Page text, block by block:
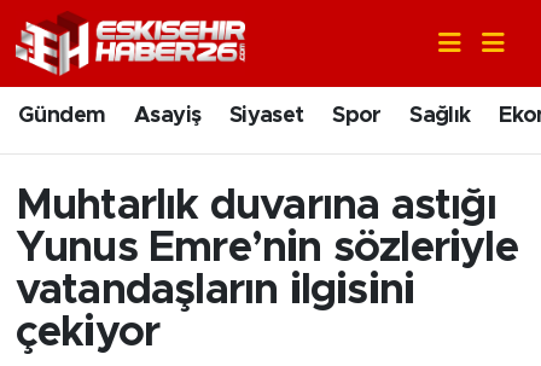
Gündem Asayiş Siyaset Spor Sağlık
Muhtarlık duvarına astığı
Yunus Emre’nin sözleriyle
vatandaşların ilgisini
çekiyor
Gündem
Asayiş
Siyaset
Spor
Sağlık
Nöbetçi Eczaneler
Hava Durumu
Trafik Durumu
Süper Lig Puan Durumu ve Fikstür
Tüm Manşetler